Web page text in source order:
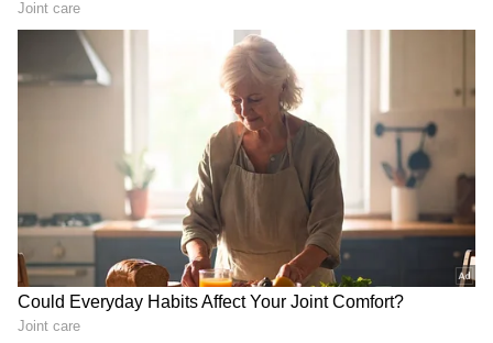
మజ్జిగ స్ప్రే
మజ్జిగలో ఉండే మంచి బ్యాక్టీరియా, మొక్కల ఆకులను